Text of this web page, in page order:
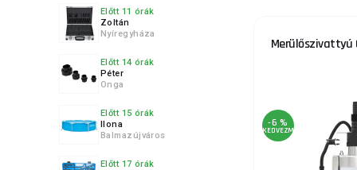
Előtt 11 órák
Zoltán
Nyíregyháza
Előtt 14 órák
Péter
Onga
Előtt 15 órák
Ilona
Balmazújváros
Előtt 17 órák
Hogyan
mozgási
Hogyan
Merülőszivattyú
-6 %
KEDVEZMÉNY